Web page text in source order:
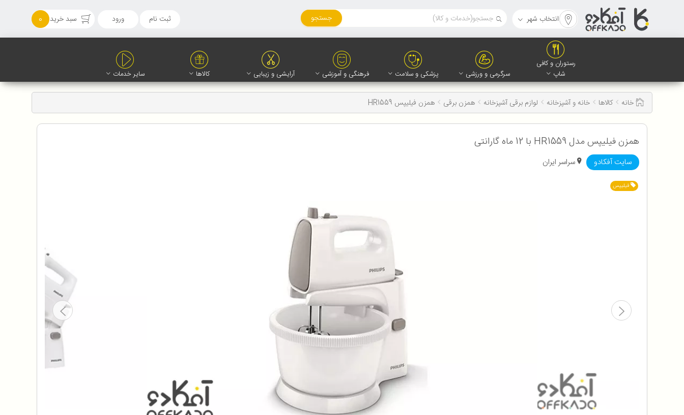
انتخاب شهر جستجو ثبت نام ورود سبد خرید 0
رستوران و کافی
شاپ
سرگرمی و ورزشی پزشکی و سلامت فرهنگی و آموزشی آرایشی و زیبایی کالاها سایر خدمات
خانه کالاها خانه و آشپزخانه لوازم برقی آشپزخانه همزن برقی همزن فیلیپس HR1559
همزن فیلیپس مدل HR1559 با 12 ماه گارانتی
سایت آفکادو سراسر ایران
فیلیپس